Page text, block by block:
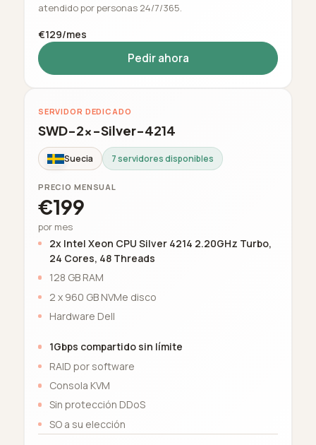
atendido por personas 24/7/365.
€129/mes
Pedir ahora
SERVIDOR DEDICADO
SWD-2x-Silver-4214
Suecia 7 servidores disponibles
PRECIO MENSUAL
€199
por mes
2x Intel Xeon CPU Silver 4214 2.20GHz Turbo,
24 Cores, 48 Threads
128 GB RAM
2 x 960 GB NVMe disco
Hardware Dell
1Gbps compartido sin límite
RAID por software
Consola KVM
Sin protección DDoS
SO a su elección